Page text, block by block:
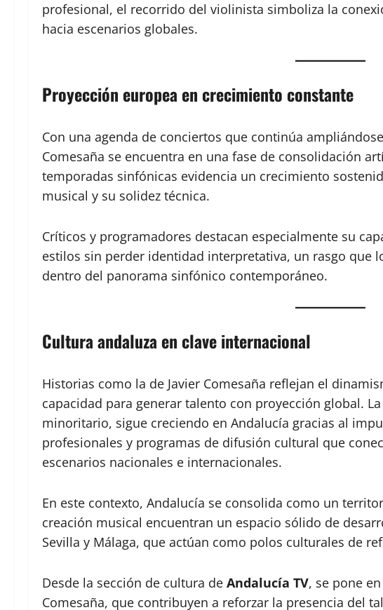
profesional, el recorrido del violinista simboliza la
hacia escenarios globales.
Proyección europea en crecimiento constante
Con una agenda de conciertos que continúa
Comesaña se encuentra en una fase de consolidación
temporadas sinfónicas evidencia un crecimiento
musical y su solidez técnica.
Críticos y programadores destacan especialmente su
estilos sin perder identidad interpretativa, un rasgo que
dentro del panorama sinfónico contemporáneo.
Cultura andaluza en clave internacional
Historias como la de Javier Comesaña reflejan el
capacidad para generar talento con proyección global.
minoritario, sigue creciendo en Andalucía gracias al
profesionales y programas de difusión cultural que
escenarios nacionales e internacionales.
En este contexto, Andalucía se consolida como un
creación musical encuentran un espacio sólido de
Sevilla y Málaga, que actúan como polos culturales de
Desde la sección de cultura de Andalucía TV, se pone
Comesaña, que contribuyen a reforzar la presencia del